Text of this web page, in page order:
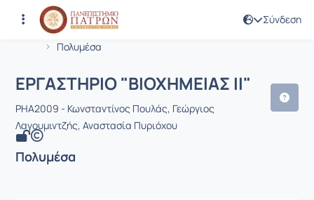
Σύνδεση
Αρχική Σελίδα
Πολυμέσα
Μάθημα : ΕΡΓΑΣΤΗΡΙΟ "ΒΙΟΧΗΜΕΙΑΣ
Κωδικός : PHA2009
ΕΡΓΑΣΤΗΡΙΟ "ΒΙΟΧΗΜΕΙΑΣ ΙΙ"
PHA2009 - Κωνσταντίνος Πουλάς, Γεώργιος
Λαγουμιντζής, Αναστασία Πυριόχου
Πολυμέσα